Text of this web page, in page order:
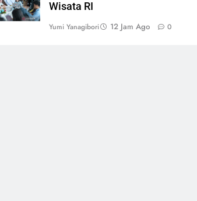
Wisata RI
Yumi Yanagibori 12 Jam Ago 0